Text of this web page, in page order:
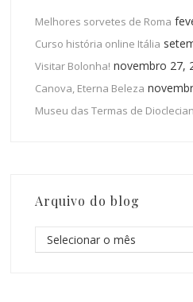
Melhores sorvetes de Roma
Curso história online Itália
Visitar Bolonha! novembro 27,
Canova, Eterna Beleza
Museu das Termas de
Arquivo do blog